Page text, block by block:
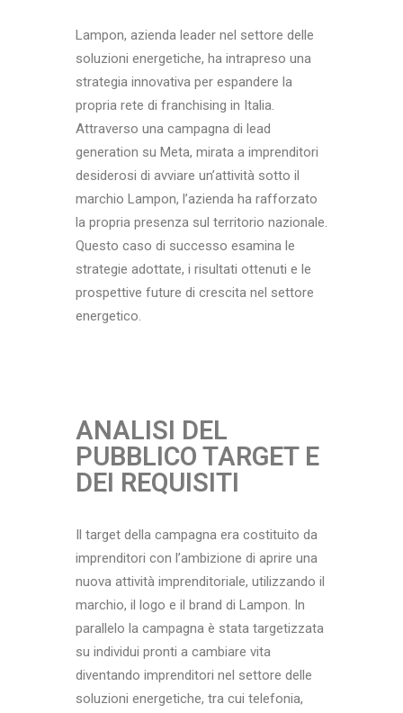
Lampon, azienda leader nel settore delle
soluzioni energetiche, ha intrapreso una
strategia innovativa per espandere la
propria rete di franchising in Italia.
Attraverso una campagna di lead
generation su Meta, mirata a imprenditori
desiderosi di avviare un’attività sotto il
marchio Lampon, l’azienda ha rafforzato
la propria presenza sul territorio nazionale.
Questo caso di successo esamina le
strategie adottate, i risultati ottenuti e le
prospettive future di crescita nel settore
energetico.
ANALISI DEL
PUBBLICO TARGET E
DEI REQUISITI
Il target della campagna era costituito da
imprenditori con l’ambizione di aprire una
nuova attività imprenditoriale, utilizzando il
marchio, il logo e il brand di Lampon. In
parallelo la campagna è stata targetizzata
su individui pronti a cambiare vita
diventando imprenditori nel settore delle
soluzioni energetiche, tra cui telefonia,